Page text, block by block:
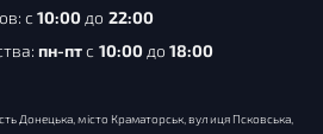
с 10:00 до 22:00
пн-птс 10:00до18:00
Донецька, місто Краматорськ, вулиця Псковська,